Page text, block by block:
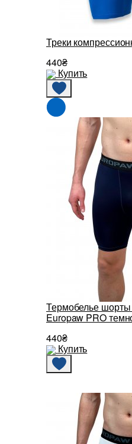
Треки
440₴
Купить
Термобелье
Europaw PRO
440₴
Купить